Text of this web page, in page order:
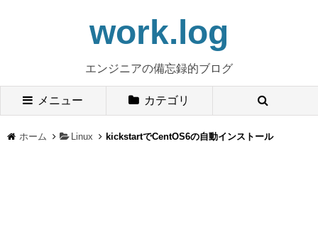
work.log
エンジニアの備忘録的ブログ
メニュー カテゴリ
ホーム Linux kickstartでCentOS6の自動インストール